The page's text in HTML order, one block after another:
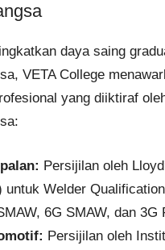
daya saing
VETA College
yang diiktiraf
Persijilan oleh
untuk Welder
6G SMAW, dan 3G
Persijilan oleh